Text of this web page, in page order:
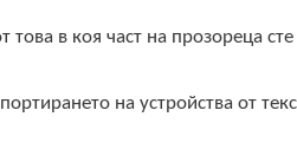
това в коя част на прозореца
на устройства от